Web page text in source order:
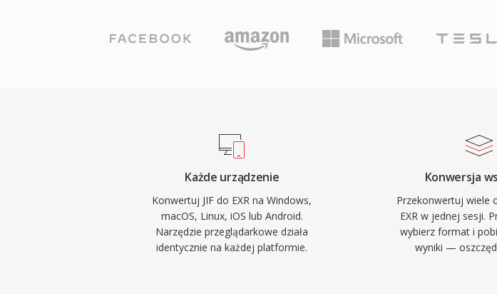
Każde urządzenie
Konwertuj JIF do EXR na Windows,
macOS, Linux, iOS lub Android.
Narzędzie przeglądarkowe działa
identycznie na każdej platformie.
Konwersja
Przekonwertuj wiele
EXR w jednej sesji.
wybierz format i
wyniki —